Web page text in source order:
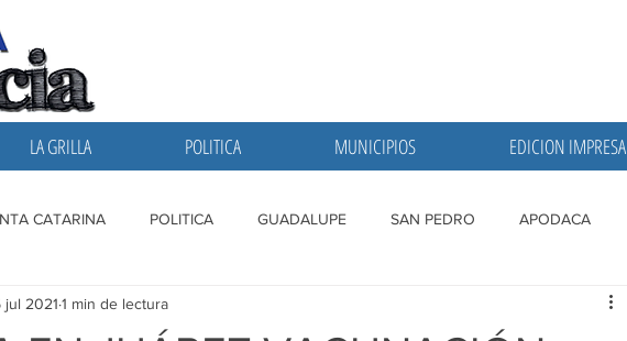
LA GRILLA POLITICA MUNICIPIOS EDICION IMPRESA
CATARINA POLITICA GUADALUPE SAN PEDRO APODACA
GRILLA SAN NICOLAS
jul 2021 1 min de lectura